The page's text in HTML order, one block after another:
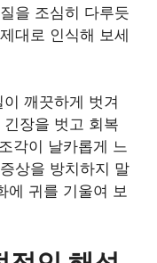
을 조심히 다루듯
대로 인식해 보세
깨끗하게 벗겨
장을 벗고 회복
각이 날카롭게 느
상을 방치하지 말
에 귀를 기울여 보